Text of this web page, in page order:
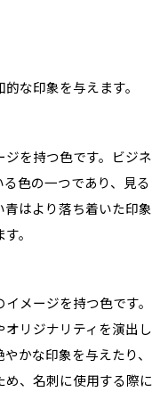
な印象を与えます。
を持つ色です。ビジネ
色の一つであり、見る
はより落ち着いた印象
。
メージを持つ色です。
リジナリティを演出し
かな印象を与えたり、
、名刺に使用する際に